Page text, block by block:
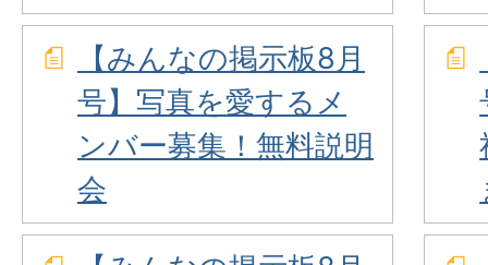
【みんなの掲示板8月
号】写真を愛するメ
ンバー募集！無料説明
会